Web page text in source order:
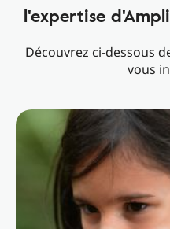
l'expertise
Découvrez ci-dessous
vous